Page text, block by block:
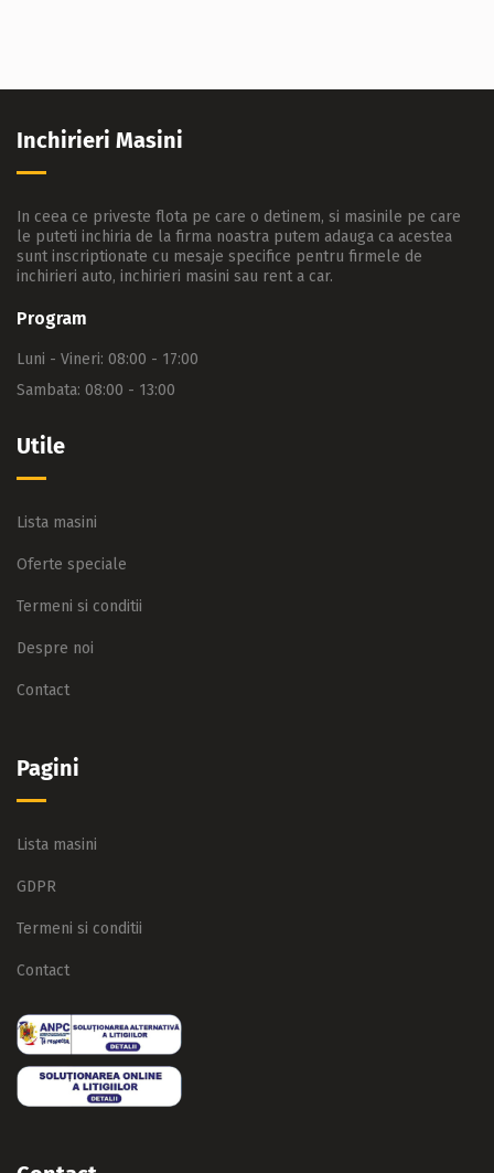
Inchirieri Masini
In ceea ce priveste flota pe care o detinem, si masinile pe care
le puteti inchiria de la firma noastra putem adauga ca acestea
sunt inscriptionate cu mesaje specifice pentru firmele de
inchirieri auto, inchirieri masini sau rent a car.
Program
Luni - Vineri: 08:00 - 17:00
Sambata: 08:00 - 13:00
Utile
Lista masini
Oferte speciale
Termeni si conditii
Despre noi
Contact
Pagini
Lista masini
GDPR
Termeni si conditii
Contact